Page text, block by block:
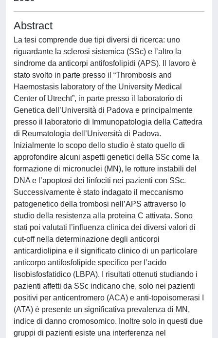
Abstract
La tesi comprende due tipi diversi di ricerca: uno
riguardante la sclerosi sistemica (SSc) e l’altro la
sindrome da anticorpi antifosfolipidi (APS). Il lavoro è
stato svolto in parte presso il “Thrombosis and
Haemostasis laboratory of the University Medical
Center of Utrecht”, in parte presso il laboratorio di
Genetica dell’Università di Padova e principalmente
presso il laboratorio di Immunopatologia della Cattedra
di Reumatologia dell’Università di Padova.
Inizialmente lo scopo dello studio è stato quello di
approfondire alcuni aspetti genetici della SSc come la
formazione di micronuclei (MN), le rotture instabili del
DNA e l’apoptosi dei linfociti nei pazienti con SSc.
Successivamente è stato indagato il meccanismo
patogenetico della trombosi nell’APS attraverso lo
studio della resistenza alla proteina C attivata. Sono
stati poi valutati l’influenza clinica dei diversi valori di
cut-off nella determinazione degli anticorpi
anticardiolipina e il significato clinico di un particolare
anticorpo antifosfolipide specifico per l’acido
lisobisfosfatidico (LBPA). I risultati ottenuti studiando i
pazienti affetti da SSc indicano che, solo nei pazienti
positivi per anticentromero (ACA) e anti-topoisomerasi I
(ATA) è presente un significativa prevalenza di MN,
indice di danno cromosomico. Inoltre solo in questi due
gruppi di pazienti esiste una interferenza nel